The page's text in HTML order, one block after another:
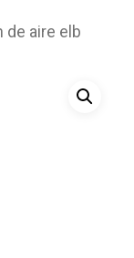
de aire elb